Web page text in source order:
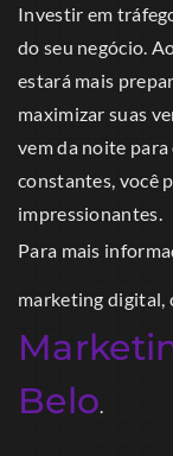
Investir em
do seu negócio.
estará mais
maximizar suas
vem da noite para
constantes, você
impressionantes.
Para mais
marketing digital,
Belo